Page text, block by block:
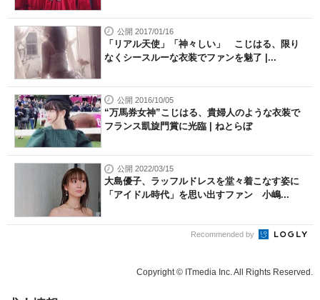
公開 2017/01/16
「リアル天使」「神々しい」 こじはる、限り
なくシースルーな衣装でファンを魅了 |...
公開 2016/10/05
“万馬券女神”こじはる、貴婦人のような衣装で
フランス凱旋門賞に光臨 | ねとらぼ
公開 2022/03/15
大島優子、ラッフルドレスを堂々着こなす姿に
「アイドル時代」を思い出すファン 小嶋...
Recommended by
Copyright © ITmedia Inc. All Rights Reserved.